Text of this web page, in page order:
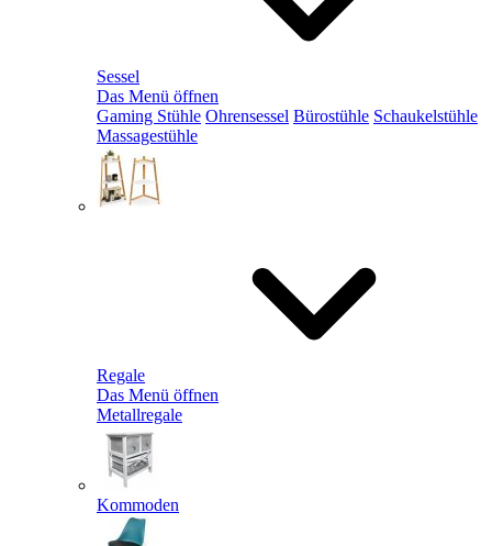
Sessel
Das Menü öffnen
Gaming Stühle Ohrensessel Bürostühle Schaukelstühle
Massagestühle
Regale
Das Menü öffnen
Metallregale
Kommoden